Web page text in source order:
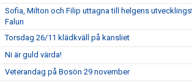
Sofia, Milton och Filip uttagna till helgens
Falun
Torsdag 26/11 klädkväll på kansliet
Ni är guld värda!
Veterandag på Bosön 29 november